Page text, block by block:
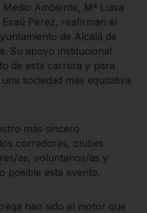
Ambiente, Mª Luisa
Pérez, reafirman el
de Alcalá de
Su apoyo institucional
de esta carrera y para
sociedad más equitativa
más sincero
corredores, clubes
as, voluntarios/as y
posible este evento.
han sido el motor que